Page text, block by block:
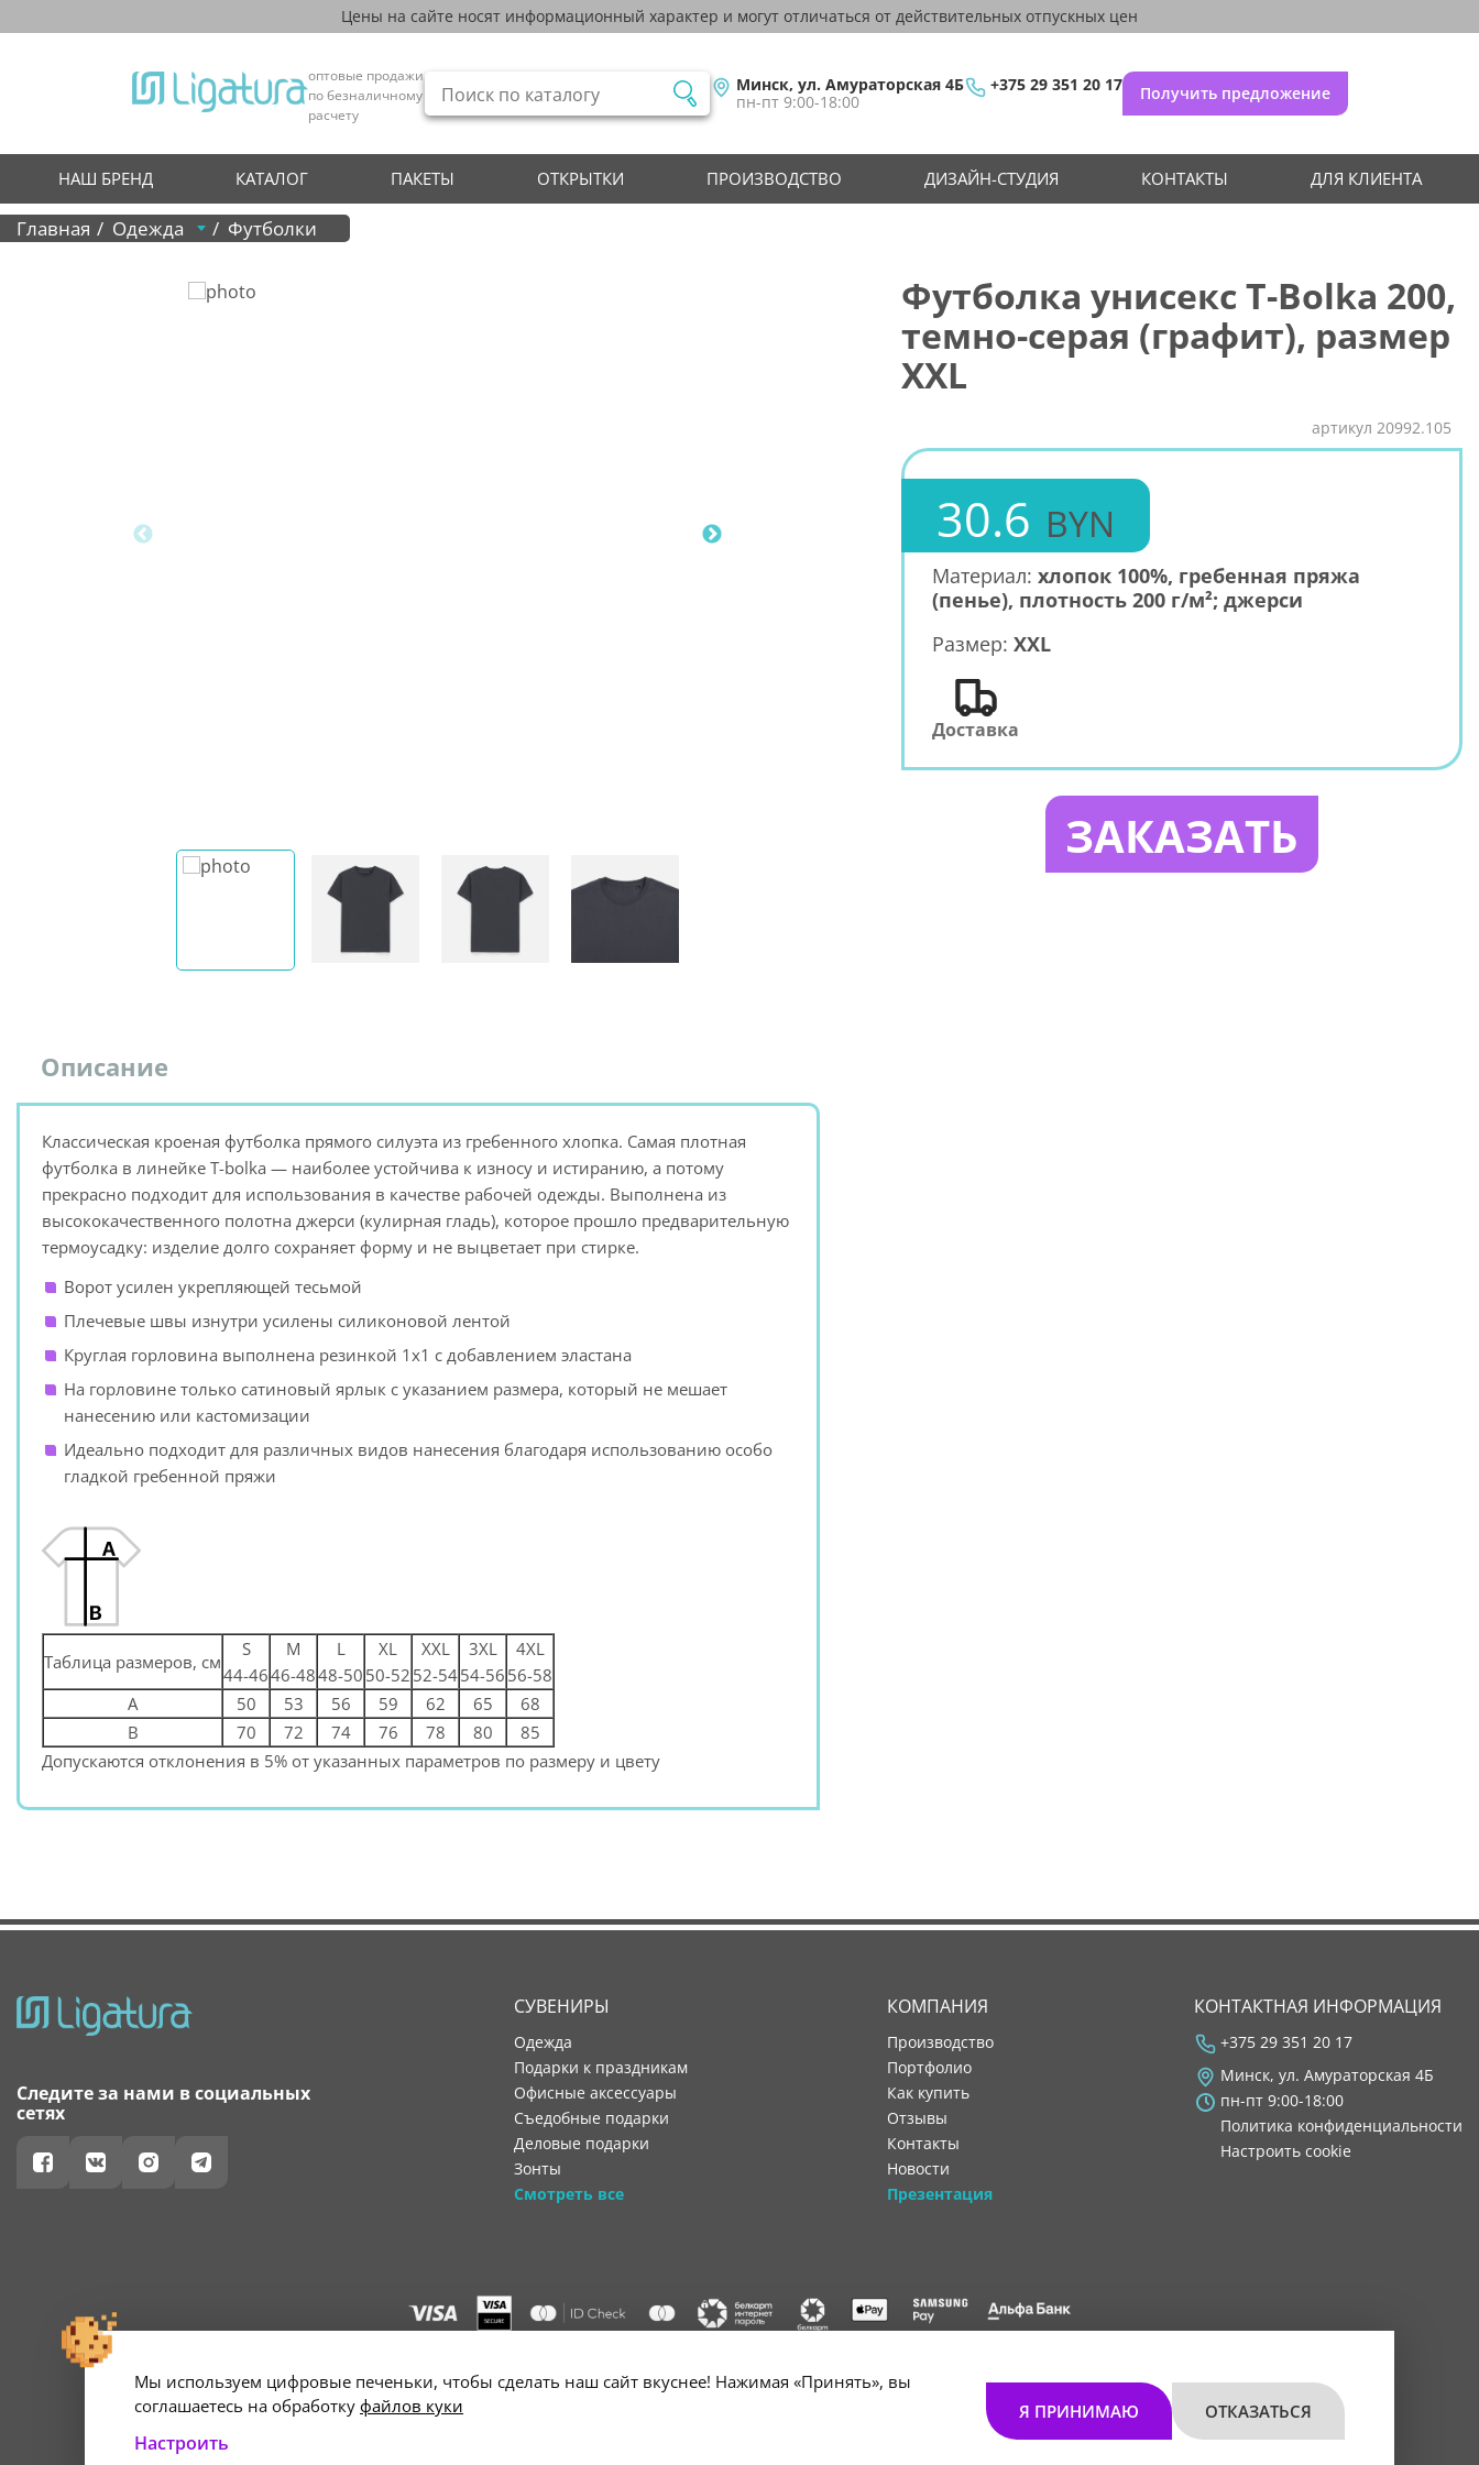
Цены на сайте носят информационный характер и могут отличаться от действительных отпускных цен
оптовые продажи
по безналичному
расчету
Минск, ул. Амураторская 4Б
пн-пт 9:00-18:00
+375 29 351 20 17 Получить предложение
НАШ БРЕНД КАТАЛОГ ПАКЕТЫ ОТКРЫТКИ ПРОИЗВОДСТВО ДИЗАЙН-СТУДИЯ КОНТАКТЫ ДЛЯ КЛИЕНТА
Главная Одежда Футболки
Футболка унисекс T-Bolka 200,
темно-серая (графит), размер
XXL
артикул 20992.105
30.6 BYN
Материал: хлопок 100%, гребенная пряжа
(пенье), плотность 200 г/м²; джерси
Размер: XXL
Доставка
ЗАКАЗАТЬ
Описание
Классическая кроеная футболка прямого силуэта из гребенного хлопка. Самая плотная
футболка в линейке T-bolka — наиболее устойчива к износу и истиранию, а потому
прекрасно подходит для использования в качестве рабочей одежды. Выполнена из
высококачественного полотна джерси (кулирная гладь), которое прошло предварительную
термоусадку: изделие долго сохраняет форму и не выцветает при стирке.
Ворот усилен укрепляющей тесьмой
Плечевые швы изнутри усилены силиконовой лентой
Круглая горловина выполнена резинкой 1x1 с добавлением эластана
На горловине только сатиновый ярлык с указанием размера, который не мешает
нанесению или кастомизации
Идеально подходит для различных видов нанесения благодаря использованию особо
гладкой гребенной пряжи
Таблица размеров, см
S
44-46
M
46-48
L
48-50
XL
50-52
XXL
52-54
3XL
54-56
4XL
56-58
A
50 53 56 59 62 65
68
B
70 72 74 76 78 80
85
Допускаются отклонения в 5% от указанных параметров по размеру и цвету
Следите за нами в социальных
сетях
СУВЕНИРЫ
Одежда
Подарки к праздникам
Офисные аксессуары
Съедобные подарки
Деловые подарки
Зонты
Смотреть все
КОМПАНИЯ
производство
портфолио
как купить
отзывы
контакты
новости
Презентация
КОНТАКТНАЯ ИНФОРМАЦИЯ
+375 29 351 20 17
Минск, ул. Амураторская 4Б
пн-пт 9:00-18:00
Политика конфиденциальности
Настроить cookie
г. Минск, ул. Амураторская, 4Б, цокольный этаж, помещение 3. Р/с BY34 ALFA 3012 2B24 8200 1027 0000"
Свидетельство о государственной регистрации №193602931 выдано Минским горисполкомом 30.11.2021 г.
Мы используем цифровые печеньки, чтобы сделать наш сайт вкуснее! Нажимая «Принять», вы
соглашаетесь на обработку файлов куки
Настроить
Я ПРИНИМАЮ ОТКАЗАТЬСЯ